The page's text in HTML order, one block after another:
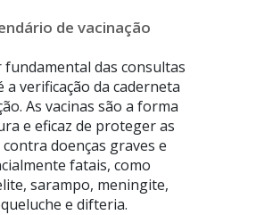
de vacinação
das consultas
a verificação da caderneta
As vacinas são a forma
e eficaz de proteger as
contra doenças graves e
fatais, como
sarampo, meningite,
e difteria.